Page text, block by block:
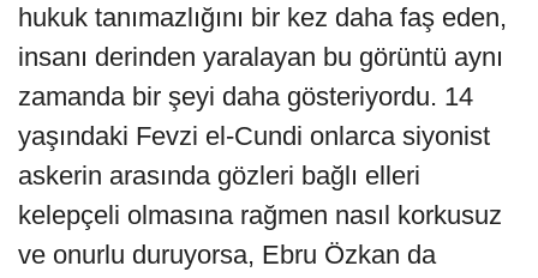
hukuk tanımazlığını bir kez daha faş eden,
insanı derinden yaralayan bu görüntü aynı
zamanda bir şeyi daha gösteriyordu. 14
yaşındaki Fevzi el-Cundi onlarca siyonist
askerin arasında gözleri bağlı elleri
kelepçeli olmasına rağmen nasıl korkusuz
ve onurlu duruyorsa, Ebru Özkan da